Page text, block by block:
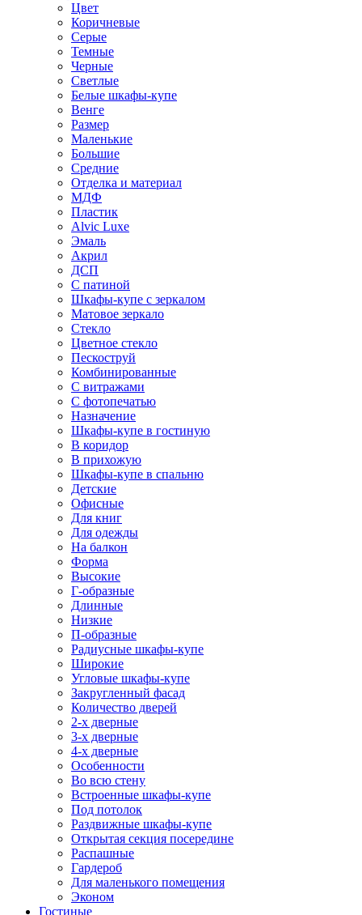
Цвет
Коричневые
Серые
Темные
Черные
Светлые
Белые шкафы-купе
Венге
Размер
Маленькие
Большие
Средние
Отделка и материал
МДФ
Пластик
Alvic Luxe
Эмаль
Акрил
ДСП
С патиной
Шкафы-купе с зеркалом
Матовое зеркало
Стекло
Цветное стекло
Пескоструй
Комбинированные
С витражами
С фотопечатью
Назначение
Шкафы-купе в гостиную
В коридор
В прихожую
Шкафы-купе в спальню
Детские
Офисные
Для книг
Для одежды
На балкон
Форма
Высокие
Г-образные
Длинные
Низкие
П-образные
Радиусные шкафы-купе
Широкие
Угловые шкафы-купе
Закругленный фасад
Количество дверей
2-х дверные
3-х дверные
4-х дверные
Особенности
Во всю стену
Встроенные шкафы-купе
Под потолок
Раздвижные шкафы-купе
Открытая секция посередине
Распашные
Гардероб
Для маленького помещения
Эконом
Гостиные